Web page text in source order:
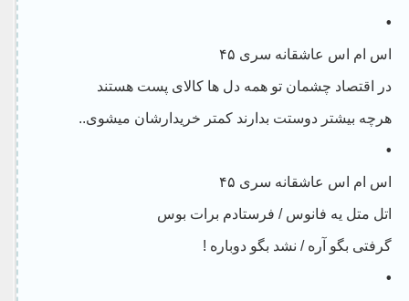
•
اس ام اس عاشقانه سری ۴۵
در اقتصاد چشمان تو همه دل ها کالای پست هستند
هرچه بیشتر دوستت بدارند کمتر خریدارشان میشوی..
•
اس ام اس عاشقانه سری ۴۵
اتل متل یه فانوس / فرستادم برات بوس
گرفتی بگو آره / نشد بگو دوباره !
•